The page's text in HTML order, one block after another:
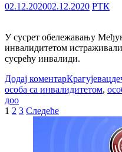
02.12.202002.12.2020 РТК
У сусрет обележавању
инвалидитетом
сусрећу инвалиди.
Додај коментарКрагујевац
особа са инвалидитетом,
доо
Пагинација
чланака
1 2 3 Следеће